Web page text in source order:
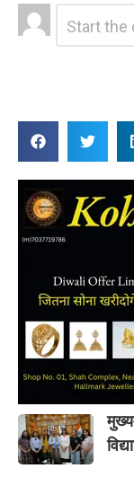
Leave
a
Comment